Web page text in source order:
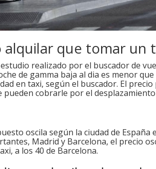
alquilar que tomar un
realizado por el buscador de
de gamma baja al dia es menor
en taxi, según el buscador. El
pueden cobrarle por el
oscila según la ciudad de España
Madrid y Barcelona, el precio
a los 40 de Barcelona.